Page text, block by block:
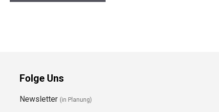
Folge Uns
Newsletter (in Planung)